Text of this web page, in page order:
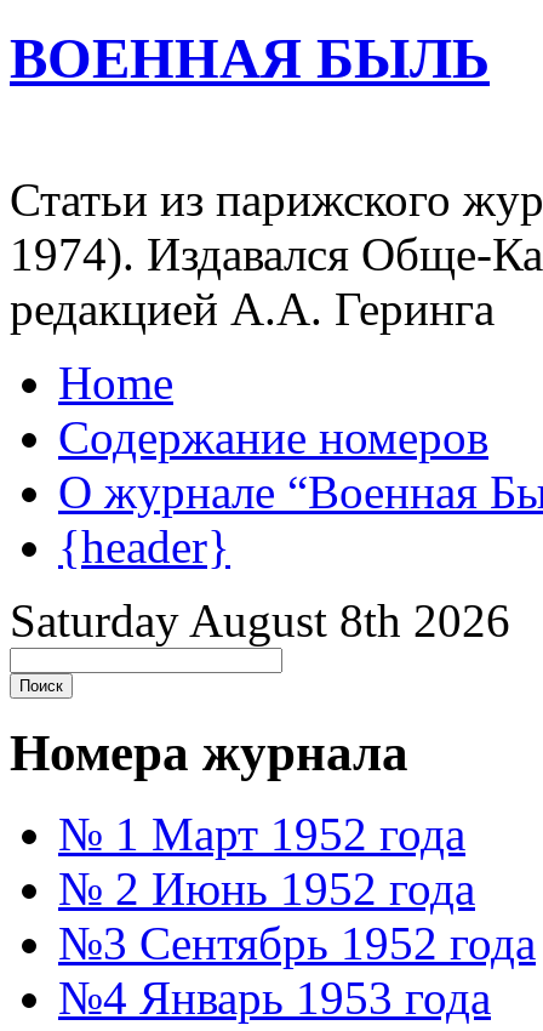
ВОЕННАЯ БЫЛЬ
Статьи из парижского
1974). Издавался Обще-
редакцией А.А. Геринга
Home
Содержание номеров
О журнале “Военная
{header}
Saturday August 8th 2026
Номера журнала
№ 1 Март 1952 года
№ 2 Июнь 1952 года
№3 Сентябрь 1952 года
№4 Январь 1953 года